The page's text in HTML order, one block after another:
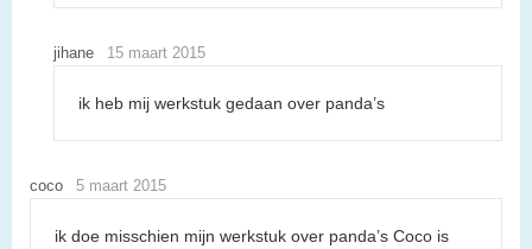
jihane 15 maart 2015
ik heb mij werkstuk gedaan over panda’s
coco 5 maart 2015
ik doe misschien mijn werkstuk over panda’s Coco is